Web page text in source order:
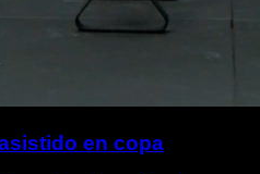
en copa